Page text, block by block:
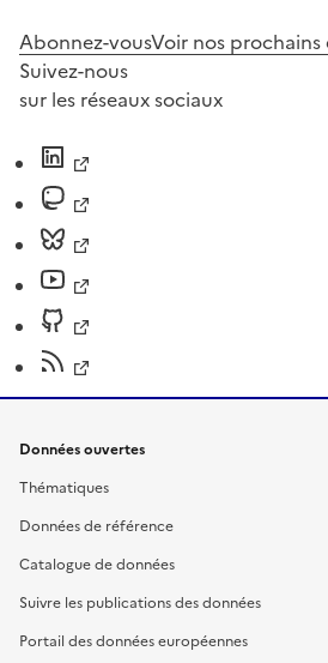
Abonnez-vousVoir nos
Suivez-nous
sur les réseaux sociaux
Données ouvertes
Thématiques
Données de référence
Catalogue de données
Suivre les publications des données
Portail des données européennes